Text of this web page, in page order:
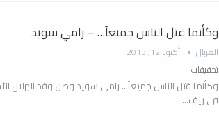
وكأنما قتلَ الناس جميعاً… – رامي سويد
الغربال
أكتوبر 12, 2013
تحقيقات
وكأنما قتلَ الناس جميعاً... رامي سويد وصل وفد الهلال
في ريف…